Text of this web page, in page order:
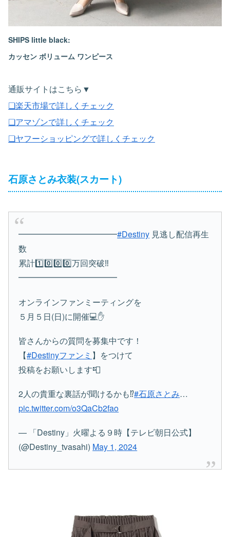
SHIPS little black:
カッセン ボリューム ワンピース
通販サイトはこちら▼
❏楽天市場で詳しくチェック
❏アマゾンで詳しくチェック
❏ヤフーショッピングで詳しくチェック
石原さとみ衣装(スカート)
━━━━━━━━━━━━#Destiny 見逃し配信再生
数
累計1️⃣0️⃣0️⃣0️⃣万回突破‼️
━━━━━━━━━━━━
オンラインファンミーティングを
５月５日(日)に開催💻✋
皆さんからの質問を募集中です！
【#Destinyファンミ 】をつけて
投稿をお願いします📮
2人の貴重な裏話が聞けるかも⁉️#石原さとみ…
pic.twitter.com/o3QaCb2fao
— 「Destiny」火曜よる９時【テレビ朝日公式】
(@Destiny_tvasahi) May 1, 2024